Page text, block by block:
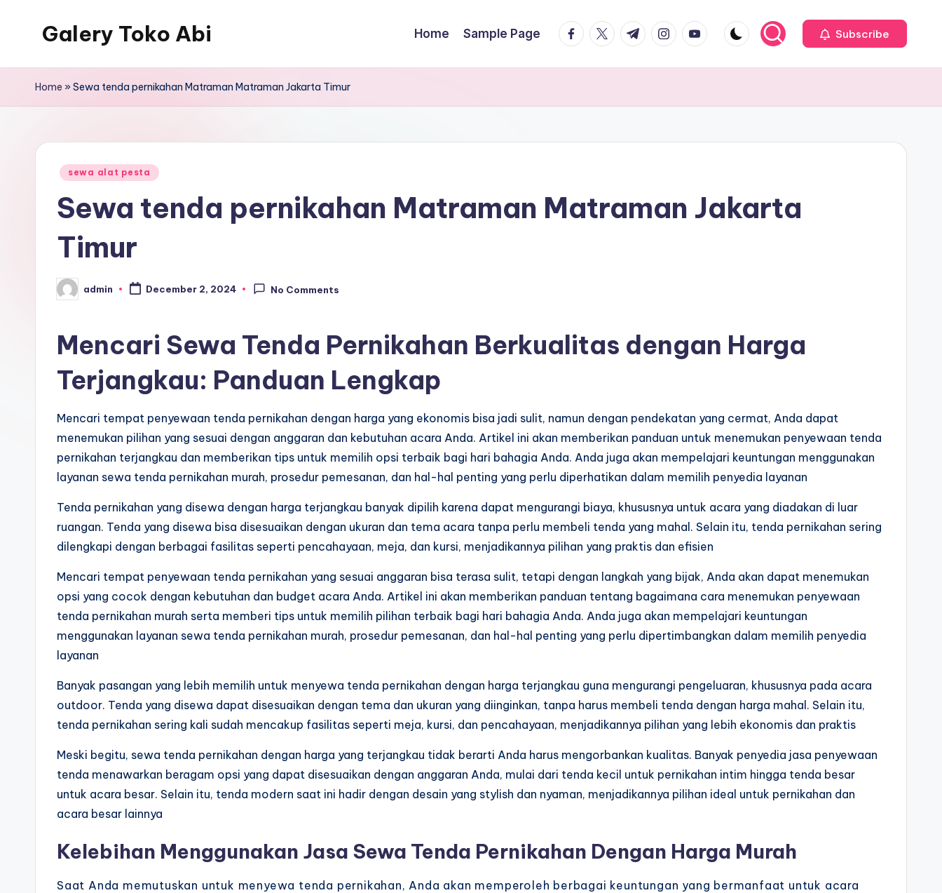
Galery Toko Abi Home Sample Page facebook.com
twitter.com
t.me instagram.com
youtube.com Subscribe
Home »Sewa tenda pernikahan Matraman Matraman Jakarta Timur
Posted
sewa alat pesta
Sewa tenda pernikahan Matraman Matraman Jakarta
Timur
Posted
by
admin December 2, 2024 No Comments
Mencari Sewa Tenda Pernikahan Berkualitas dengan Harga
Terjangkau: Panduan Lengkap
Mencari tempat penyewaan tenda pernikahan dengan harga yang ekonomis bisa jadi sulit, namun dengan pendekatan yang cermat, Anda dapat
menemukan pilihan yang sesuai dengan anggaran dan kebutuhan acara Anda. Artikel ini akan memberikan panduan untuk menemukan penyewaan tenda
pernikahan terjangkau dan memberikan tips untuk memilih opsi terbaik bagi hari bahagia Anda. Anda juga akan mempelajari keuntungan menggunakan
layanan sewa tenda pernikahan murah, prosedur pemesanan, dan hal-hal penting yang perlu diperhatikan dalam memilih penyedia layanan
Tenda pernikahan yang disewa dengan harga terjangkau banyak dipilih karena dapat mengurangi biaya, khususnya untuk acara yang diadakan di luar
ruangan. Tenda yang disewa bisa disesuaikan dengan ukuran dan tema acara tanpa perlu membeli tenda yang mahal. Selain itu, tenda pernikahan sering
dilengkapi dengan berbagai fasilitas seperti pencahayaan, meja, dan kursi, menjadikannya pilihan yang praktis dan efisien
Mencari tempat penyewaan tenda pernikahan yang sesuai anggaran bisa terasa sulit, tetapi dengan langkah yang bijak, Anda akan dapat menemukan
opsi yang cocok dengan kebutuhan dan budget acara Anda. Artikel ini akan memberikan panduan tentang bagaimana cara menemukan penyewaan
tenda pernikahan murah serta memberi tips untuk memilih pilihan terbaik bagi hari bahagia Anda. Anda juga akan mempelajari keuntungan
menggunakan layanan sewa tenda pernikahan murah, prosedur pemesanan, dan hal-hal penting yang perlu dipertimbangkan dalam memilih penyedia
layanan
Banyak pasangan yang lebih memilih untuk menyewa tenda pernikahan dengan harga terjangkau guna mengurangi pengeluaran, khususnya pada acara
outdoor. Tenda yang disewa dapat disesuaikan dengan tema dan ukuran yang diinginkan, tanpa harus membeli tenda dengan harga mahal. Selain itu,
tenda pernikahan sering kali sudah mencakup fasilitas seperti meja, kursi, dan pencahayaan, menjadikannya pilihan yang lebih ekonomis dan praktis
Meski begitu, sewa tenda pernikahan dengan harga yang terjangkau tidak berarti Anda harus mengorbankan kualitas. Banyak penyedia jasa penyewaan
tenda menawarkan beragam opsi yang dapat disesuaikan dengan anggaran Anda, mulai dari tenda kecil untuk pernikahan intim hingga tenda besar
untuk acara besar. Selain itu, tenda modern saat ini hadir dengan desain yang stylish dan nyaman, menjadikannya pilihan ideal untuk pernikahan dan
acara besar lainnya
Kelebihan Menggunakan Jasa Sewa Tenda Pernikahan Dengan Harga Murah
Saat Anda memutuskan untuk menyewa tenda pernikahan, Anda akan memperoleh berbagai keuntungan yang bermanfaat untuk acara